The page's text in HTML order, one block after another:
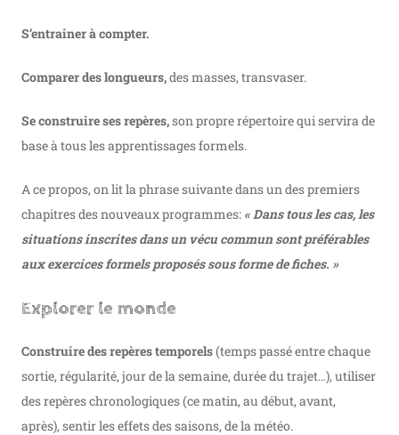
S’entrainer à compter.
Comparer des longueurs,des masses, transvaser.
Se construire ses repères,son propre répertoire qui servira de
base à tous les apprentissages formels.
A ce propos, on lit la phrase suivante dans un des premiers
chapitres des nouveaux programmes: « Dans tous les cas, les
situations inscrites dans un vécu commun sont préférables
aux exercices formels proposés sous forme de fiches. »
Explorer le monde
Construire des repères temporels(temps passé entre chaque
sortie, régularité, jour de la semaine, durée du trajet…), utiliser
des repères chronologiques (ce matin, au début, avant,
après), sentir les effets des saisons, de la météo.